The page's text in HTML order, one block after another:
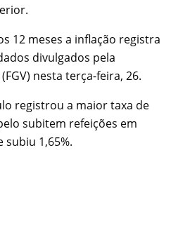
12 meses a inflação registra
divulgados pela
nesta terça-feira, 26.
registrou a maior taxa de
subitem refeições em
1,65%.